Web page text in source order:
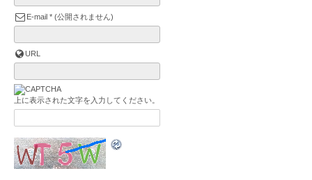
E-mail * (公開されません)
URL
上に表示された文字を入力してください。